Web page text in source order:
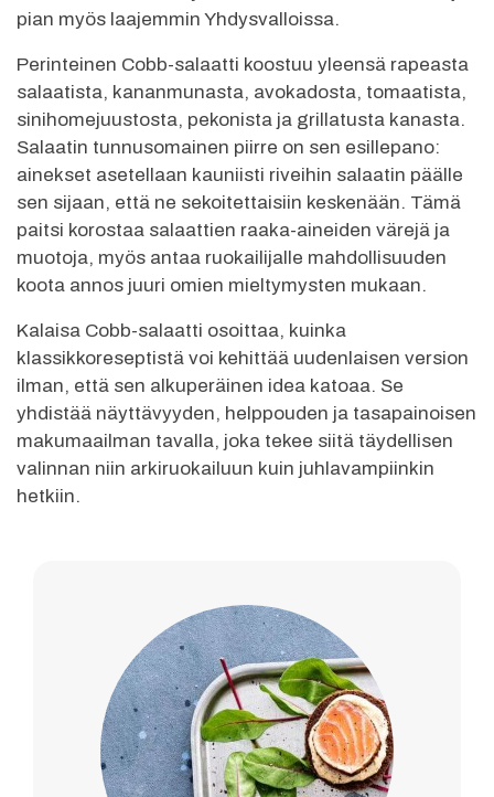
pian myös laajemmin Yhdysvalloissa.
Perinteinen Cobb-salaatti koostuu yleensä rapeasta
salaatista, kananmunasta, avokadosta, tomaatista,
sinihomejuustosta, pekonista ja grillatusta kanasta.
Salaatin tunnusomainen piirre on sen esillepano:
ainekset asetellaan kauniisti riveihin salaatin päälle
sen sijaan, että ne sekoitettaisiin keskenään. Tämä
paitsi korostaa salaattien raaka-aineiden värejä ja
muotoja, myös antaa ruokailijalle mahdollisuuden
koota annos juuri omien mieltymysten mukaan.
Kalaisa Cobb-salaatti osoittaa, kuinka
klassikkoreseptistä voi kehittää uudenlaisen version
ilman, että sen alkuperäinen idea katoaa. Se
yhdistää näyttävyyden, helppouden ja tasapainoisen
makumaailman tavalla, joka tekee siitä täydellisen
valinnan niin arkiruokailuun kuin juhlavampiinkin
hetkiin.